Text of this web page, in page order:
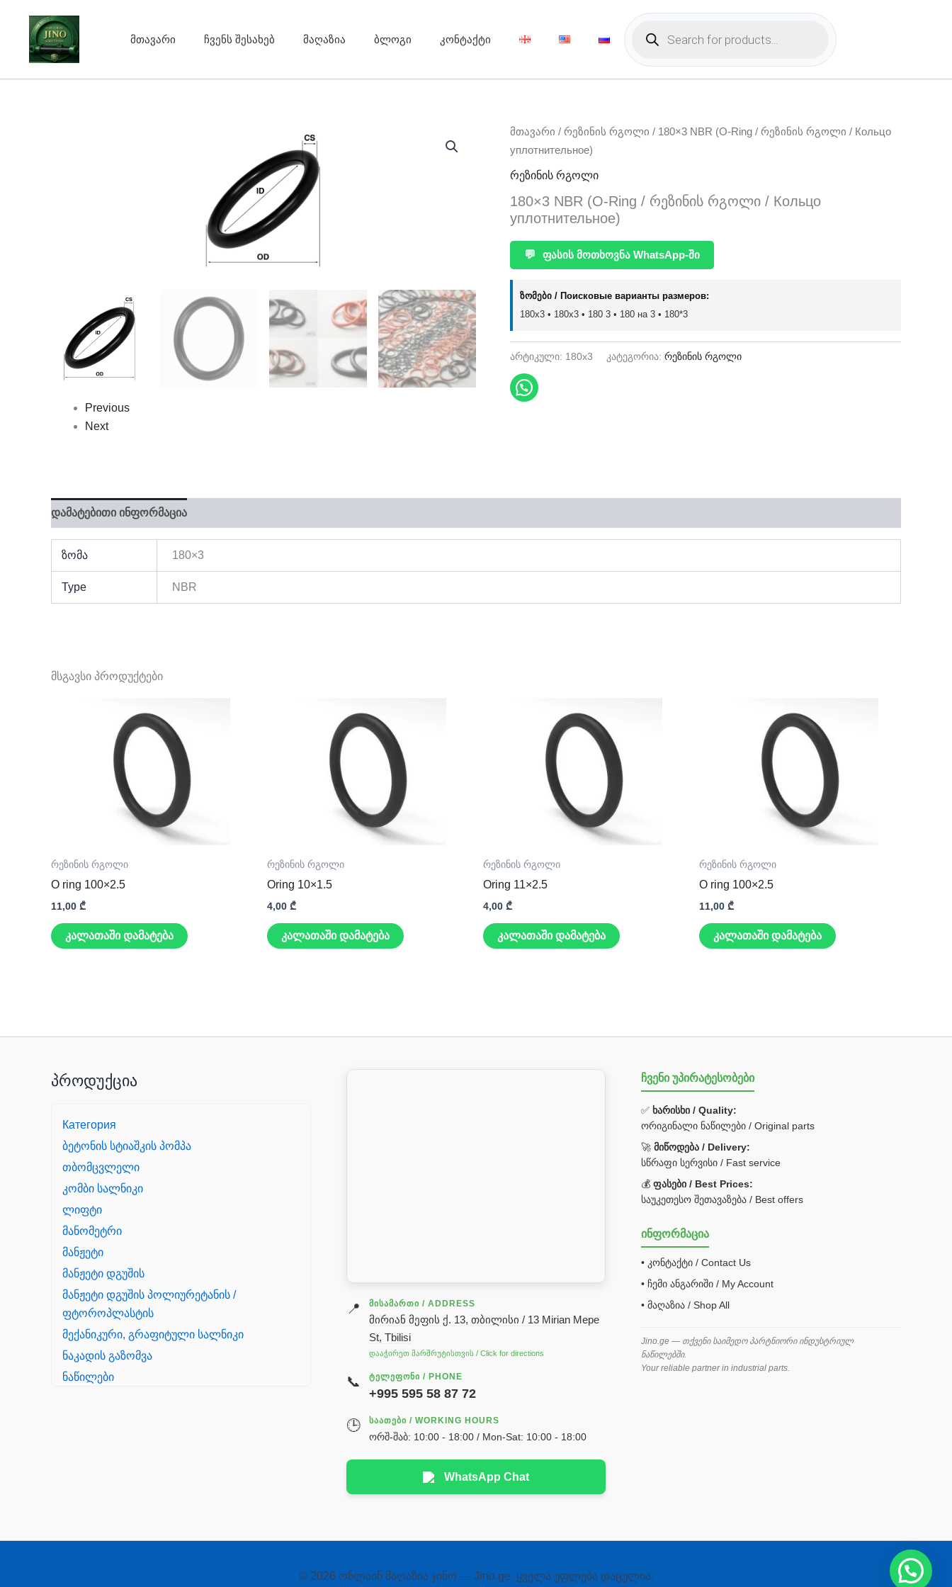
content
მთავარი ჩვენს შესახებ მაღაზია ბლოგი კონტაქტი
Products
search
Previous
Next
მთავარი / რეზინის რგოლი / 180×3 NBR (O-Ring / რეზინის რგოლი / Кольцо
уплотнительное)
რეზინის რგოლი
180×3 NBR (O-Ring / რეზინის რგოლი / Кольцо
уплотнительное)
💬 ფასის მოთხოვნა WhatsApp-ში
ზომები / Поисковые варианты размеров:
180x3 • 180х3 • 180 3 • 180 на 3 • 180*3
არტიკული: 180x3 კატეგორია: რეზინის რგოლი
დამატებითი ინფორმაცია
ზომა 180×3
Type NBR
მსგავსი პროდუქტები
რეზინის რგოლი
O ring 100×2.5
11,00 ₾
კალათაში დამატება
რეზინის რგოლი
Oring 10×1.5
4,00 ₾
კალათაში დამატება
რეზინის რგოლი
Oring 11×2.5
4,00 ₾
კალათაში დამატება
რეზინის რგოლი
O ring 100×2.5
11,00 ₾
კალათაში დამატება
პროდუქცია
Категория
ბეტონის სტიაშკის პომპა
თბომცვლელი
კომბი სალნიკი
ლიფტი
მანომეტრი
მანჟეტი
მანჟეტი დგუშის
მანჟეტი დგუშის პოლიურეტანის /
ფტოროპლასტის
მექანიკური, გრაფიტული სალნიკი
ნაკადის გაზომვა
ნაწილები
რეზინის რგოლი
📍 ᲛᲘᲡᲐᲛᲐᲠᲗᲘ / ADDRESS
მირიან მეფის ქ. 13, თბილისი / 13 Mirian Mepe
St, Tbilisi
დააჭირეთ მარშრუტისთვის / Click for directions
📞 ᲢᲔᲚᲔᲤᲝᲜᲘ / PHONE
+995 595 58 87 72
🕒 ᲡᲐᲐᲗᲔᲑᲘ / WORKING HOURS
ორშ-შაბ: 10:00 - 18:00 / Mon-Sat: 10:00 - 18:00
WhatsApp Chat
ჩვენი უპირატესობები
✅ ხარისხი / Quality:
ორიგინალი ნაწილები / Original parts
🚀მიწოდება / Delivery:
სწრაფი სერვისი / Fast service
💰ფასები / Best Prices:
საუკეთესო შეთავაზება / Best offers
ინფორმაცია
• კონტაქტი / Contact Us
• ჩემი ანგარიში / My Account
• მაღაზია / Shop All
Jino.ge — თქვენი საიმედო პარტნიორი ინდუსტრიულ
ნაწილებში.
Your reliable partner in industrial parts.
© 2026 ონლაინ მაღაზია ჯინო — Jino.ge. ყველა უფლება დაცულია.